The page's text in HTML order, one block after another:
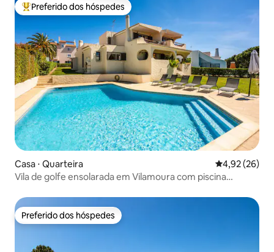
Entre os melhores preferidos dos hóspedes
Preferido dos hóspedes
Casa ⋅ Quarteira 4,92 de uma
4,92 (26)
Vila de golfe ensolarada em Vilamoura com piscina
Preferido dos hóspedes
Preferido dos hóspedes